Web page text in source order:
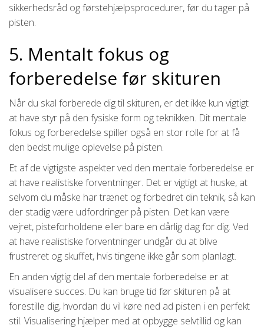
sikkerhedsråd og førstehjælpsprocedurer, før du tager på
pisten.
5. Mentalt fokus og
forberedelse før skituren
Når du skal forberede dig til skituren, er det ikke kun vigtigt
at have styr på den fysiske form og teknikken. Dit mentale
fokus og forberedelse spiller også en stor rolle for at få
den bedst mulige oplevelse på pisten.
Et af de vigtigste aspekter ved den mentale forberedelse er
at have realistiske forventninger. Det er vigtigt at huske, at
selvom du måske har trænet og forbedret din teknik, så kan
der stadig være udfordringer på pisten. Det kan være
vejret, pisteforholdene eller bare en dårlig dag for dig. Ved
at have realistiske forventninger undgår du at blive
frustreret og skuffet, hvis tingene ikke går som planlagt.
En anden vigtig del af den mentale forberedelse er at
visualisere succes. Du kan bruge tid før skituren på at
forestille dig, hvordan du vil køre ned ad pisten i en perfekt
stil. Visualisering hjælper med at opbygge selvtillid og kan